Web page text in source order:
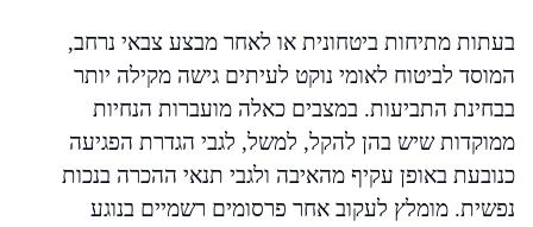
בעתות מתיחות ביטחונית או לאחר מבצע צבאי נרחב,
המוסד לביטוח לאומי נוקט לעיתים גישה מקילה יותר
בבחינת התביעות. במצבים כאלה מועברות הנחיות
ממוקדות שיש בהן להקל, למשל, לגבי הגדרת הפגיעה
כנובעת באופן עקיף מהאיבה ולגבי תנאי ההכרה בנכות
נפשית. מומלץ לעקוב אחר פרסומים רשמיים בנוגע